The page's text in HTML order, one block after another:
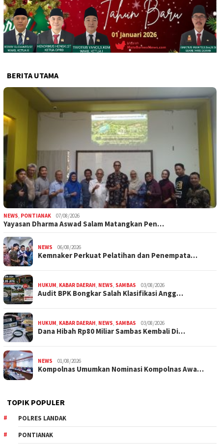
BERITA UTAMA
NEWS, PONTIANAK 07/08/2026
Yayasan Dharma Aswad Salam Matangkan Pen…
NEWS 06/08/2026
Kemnaker Perkuat Pelatihan dan Penempata…
HUKUM, KABAR DAERAH, NEWS, SAMBAS 03/08/2026
Audit BPK Bongkar Salah Klasifikasi Angg…
HUKUM, KABAR DAERAH, NEWS, SAMBAS 03/08/2026
Dana Hibah Rp80 Miliar Sambas Kembali Di…
NEWS 01/08/2026
Kompolnas Umumkan Nominasi Kompolnas Awa…
TOPIK POPULER
POLRES LANDAK
PONTIANAK